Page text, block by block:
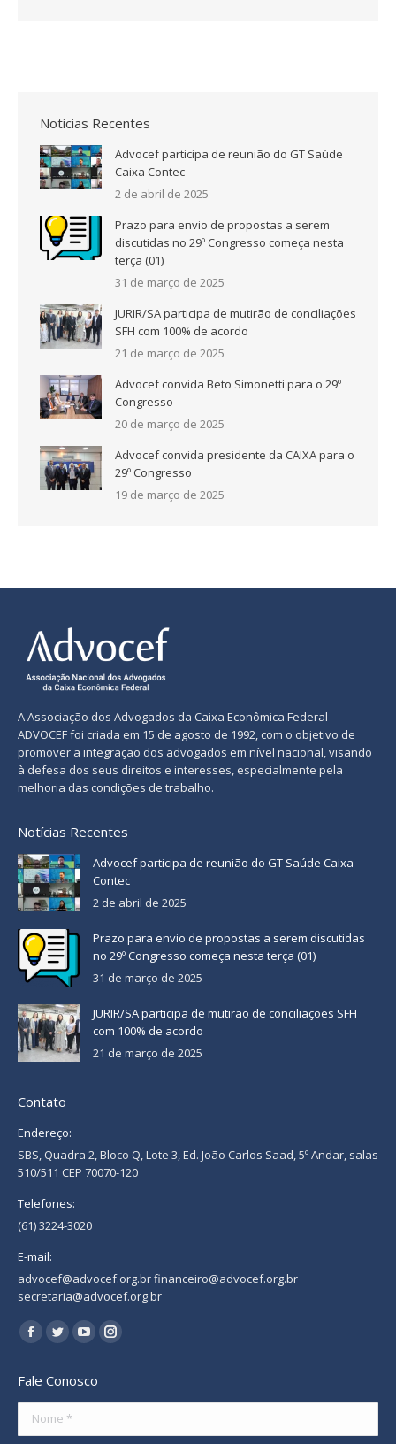
Notícias Recentes
Advocef participa de reunião do GT Saúde
Caixa Contec
2 de abril de 2025
Prazo para envio de propostas a serem
discutidas no 29º Congresso começa nesta
terça (01)
31 de março de 2025
JURIR/SA participa de mutirão de conciliações
SFH com 100% de acordo
21 de março de 2025
Advocef convida Beto Simonetti para o 29º
Congresso
20 de março de 2025
Advocef convida presidente da CAIXA para o
29º Congresso
19 de março de 2025
A Associação dos Advogados da Caixa Econômica Federal –
ADVOCEF foi criada em 15 de agosto de 1992, com o objetivo de
promover a integração dos advogados em nível nacional, visando
à defesa dos seus direitos e interesses, especialmente pela
melhoria das condições de trabalho.
Notícias Recentes
Advocef participa de reunião do GT Saúde Caixa
Contec
2 de abril de 2025
Prazo para envio de propostas a serem discutidas
no 29º Congresso começa nesta terça (01)
31 de março de 2025
JURIR/SA participa de mutirão de conciliações SFH
com 100% de acordo
21 de março de 2025
Contato
Endereço:
SBS, Quadra 2, Bloco Q, Lote 3, Ed. João Carlos Saad, 5º Andar, salas
510/511 CEP 70070-120
Telefones:
(61) 3224-3020
E-mail:
advocef@advocef.org.br financeiro@advocef.org.br
secretaria@advocef.org.br
Encontre-nos em:
Facebook
opens
new
Twitter
opens
new
YouTube
opens
new
Instagram
new
Fale Conosco
Nome *